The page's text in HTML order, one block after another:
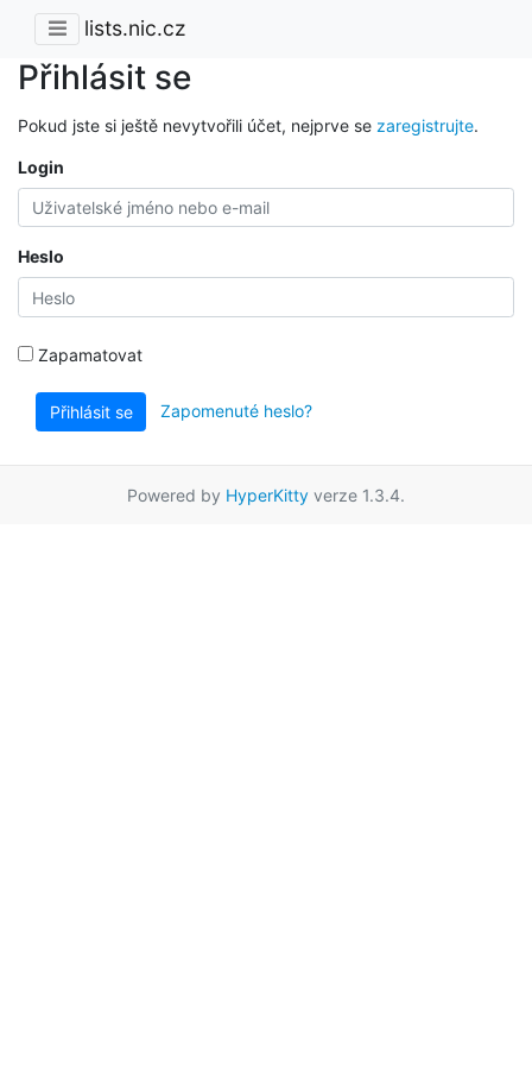
lists.nic.cz
Přihlásit se
Pokud jste si ještě nevytvořili účet, nejprve se zaregistrujte.
Login
Heslo
Zapamatovat
Přihlásit se Zapomenuté heslo?
Powered by HyperKitty verze 1.3.4.